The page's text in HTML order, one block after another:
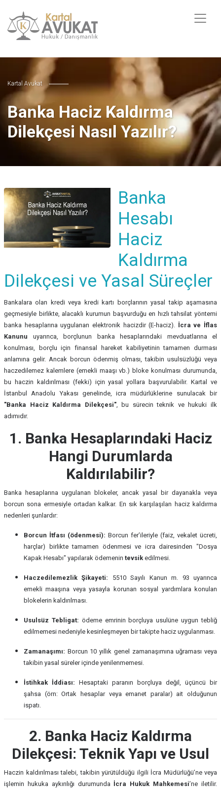
Kartal Avukat
Banka Haciz Kaldırma
Dilekçesi Nasıl Yazılır?
Banka
Hesabı
Haciz
Kaldırma
Dilekçesi ve Yasal Süreçler
Bankalara olan kredi veya kredi kartı borçlarının yasal takip aşamasına
geçmesiyle birlikte, alacaklı kurumun başvurduğu en hızlı tahsilat yöntemi
banka hesaplarına uygulanan elektronik hacizdir (E-haciz). İcra ve İflas
Kanunu uyarınca, borçlunun banka hesaplarındaki mevduatlarına el
konulması, borçlu için finansal hareket kabiliyetinin tamamen durması
anlamına gelir. Ancak borcun ödenmiş olması, takibin usulsüzlüğü veya
haczedilemez kalemlere (emekli maaşı vb.) bloke konulması durumunda,
bu haczin kaldırılması (fekki) için yasal yollara başvurulabilir. Kartal ve
İstanbul Anadolu Yakası genelinde, icra müdürlüklerine sunulacak bir
"Banka Haciz Kaldırma Dilekçesi", bu sürecin teknik ve hukuki ilk
adımıdır.
1. Banka Hesaplarındaki Haciz
Hangi Durumlarda
Kaldırılabilir?
Banka hesaplarına uygulanan blokeler, ancak yasal bir dayanakla veya
borcun sona ermesiyle ortadan kalkar. En sık karşılaşılan haciz kaldırma
nedenleri şunlardır:
Borcun İtfası (ödenmesi): Borcun fer’ileriyle (faiz, vekalet ücreti,
harçlar) birlikte tamamen ödenmesi ve icra dairesinden "Dosya
Kapak Hesabı" yapılarak ödemenin tevsik edilmesi.
Haczedilemezlik Şikayeti: 5510 Sayılı Kanun m. 93 uyarınca
emekli maaşına veya yasayla korunan sosyal yardımlara konulan
blokelerin kaldırılması.
Usulsüz Tebligat: ödeme emrinin borçluya usulüne uygun tebliğ
edilmemesi nedeniyle kesinleşmeyen bir takipte haciz uygulanması.
Zamanaşımı: Borcun 10 yıllık genel zamanaşımına uğraması veya
takibin yasal süreler içinde yenilenmemesi.
İstihkak İddiası: Hesaptaki paranın borçluya değil, üçüncü bir
şahsa (örn: Ortak hesaplar veya emanet paralar) ait olduğunun
ispatı.
2. Banka Haciz Kaldırma
Dilekçesi: Teknik Yapı ve Usul
Haczin kaldırılması talebi, takibin yürütüldüğü ilgili İcra Müdürlüğü’ne veya
işlemin hukuka aykırılığı durumunda İcra Hukuk Mahkemesi’ne iletilir.